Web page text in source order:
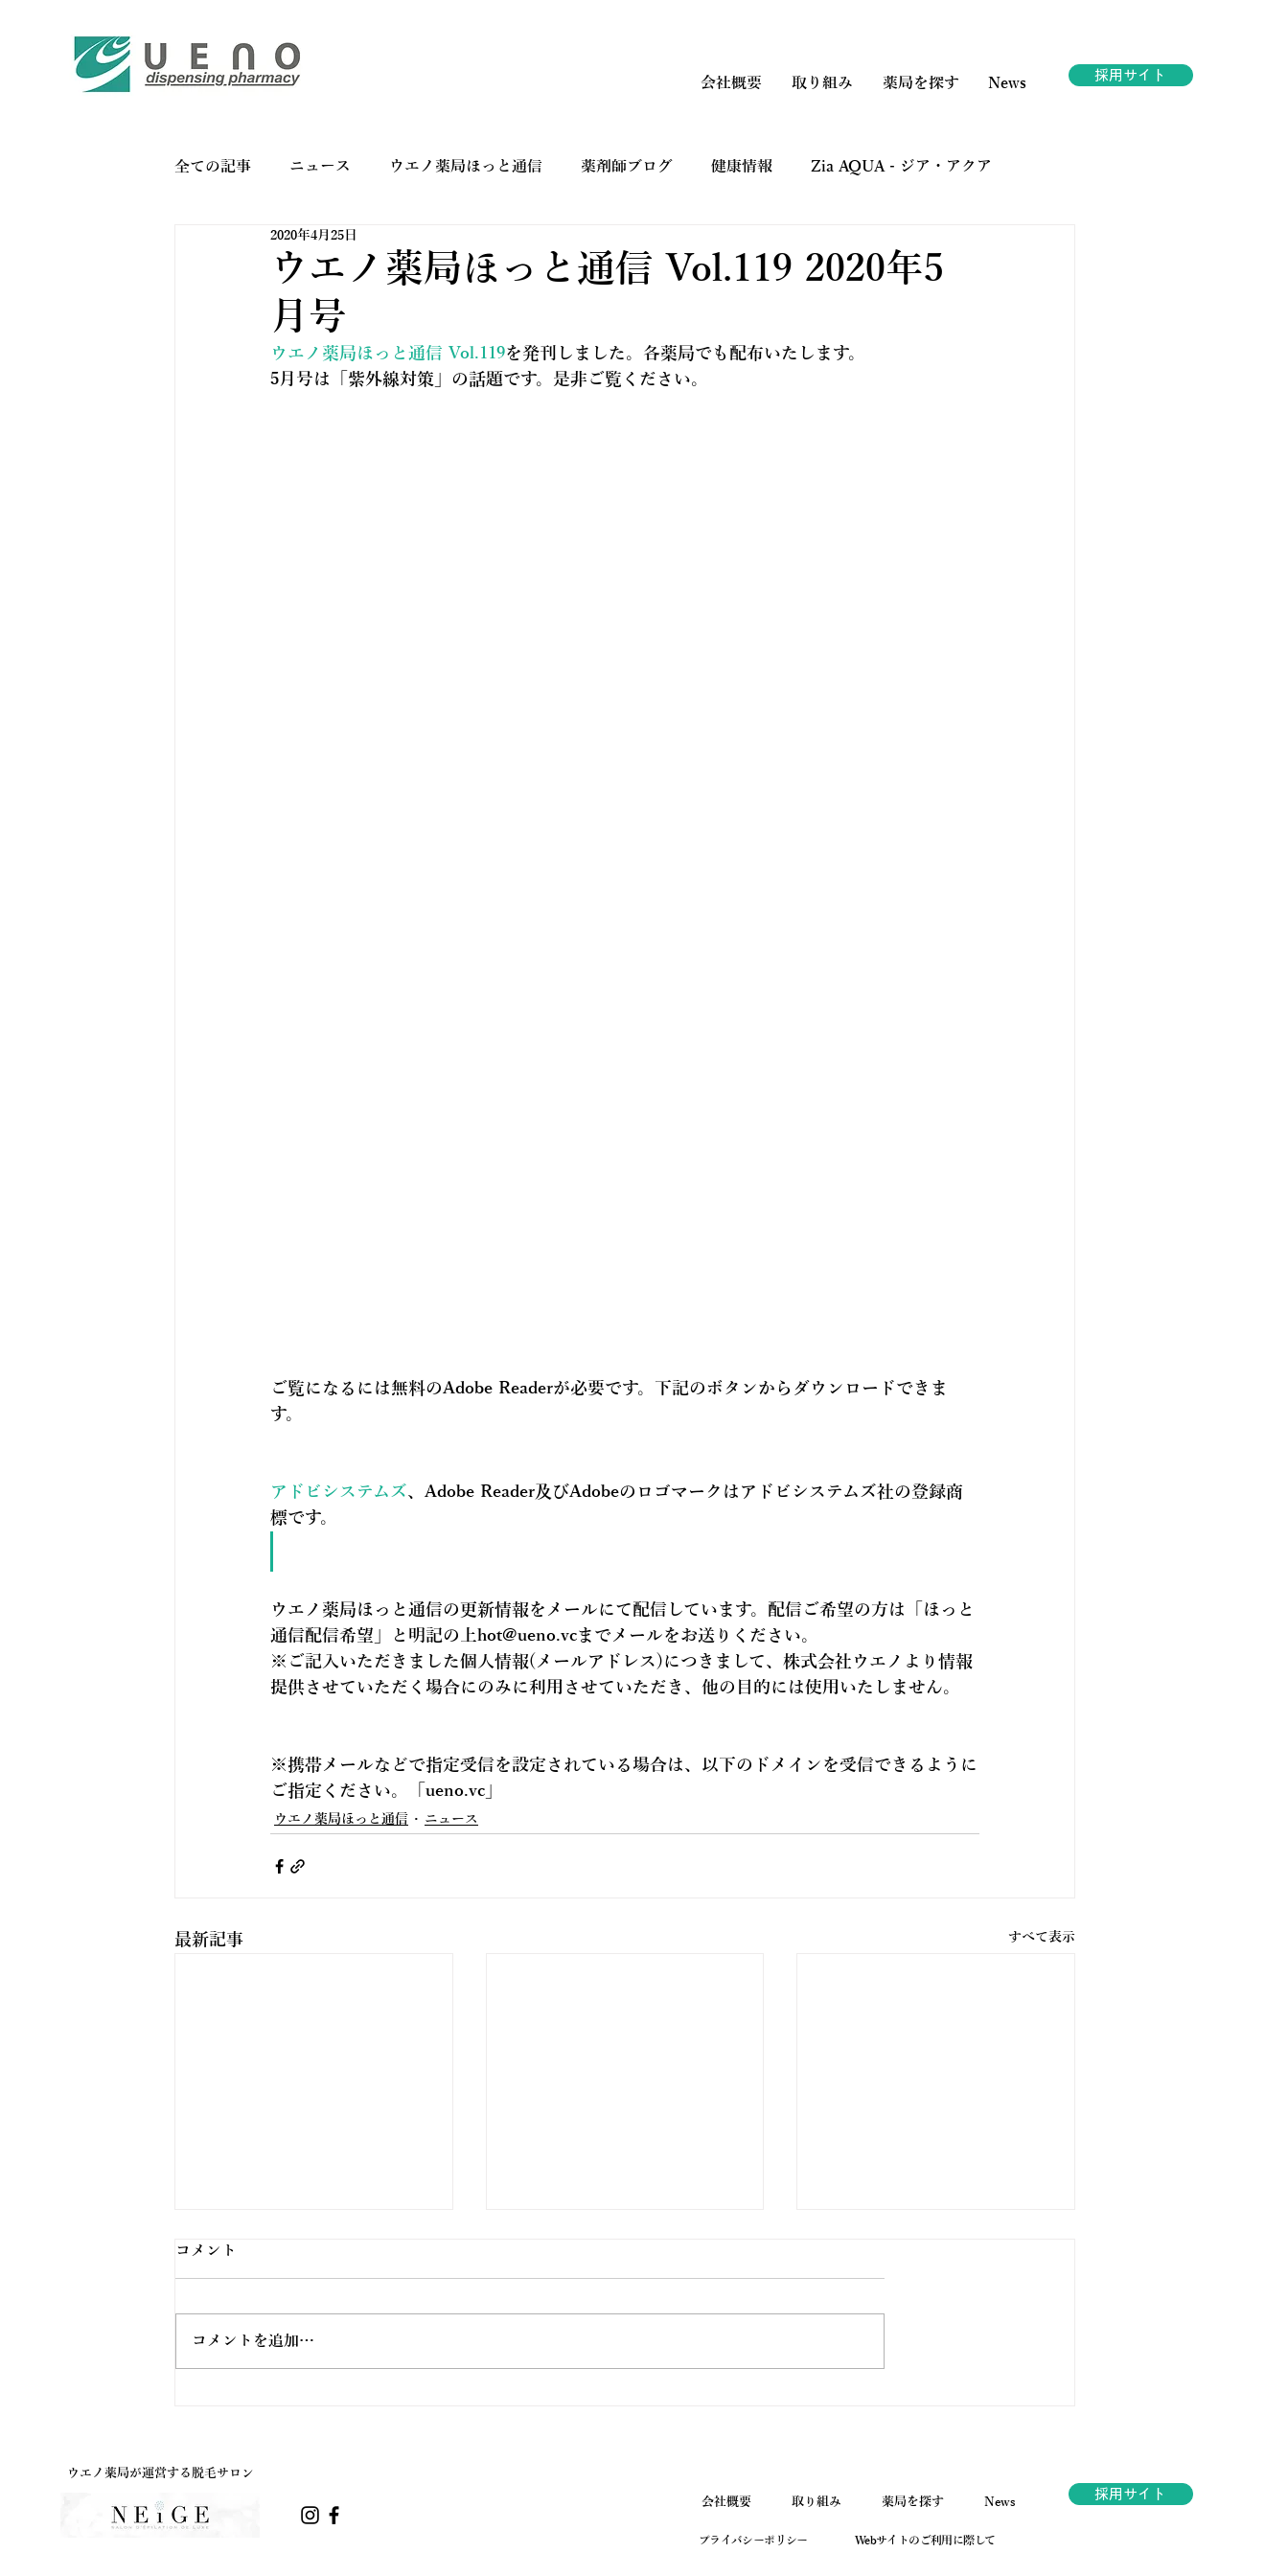
会社概要 取り組み 薬局を探す News 採用サイト
全ての記事 ニュース ウエノ薬局ほっと通信 薬剤師ブログ 健康情報 Zia AQUA - ジア・アクア
バイオリンク お薬手帳の上手なつかい方
ウエノ薬局ほっと通信 Vol.119 2020年5
月号
2020年4月25日
ウエノ薬局ほっと通信 Vol.119を発刊しました。各薬局でも配布いたします。
5月号は「紫外線対策」の話題です。是非ご覧ください。
ご覧になるには無料のAdobe Readerが必要です。下記のボタンからダウンロードできま
す。
アドビシステムズ、Adobe Reader及びAdobeのロゴマークはアドビシステムズ社の登録商
標です。
ウエノ薬局ほっと通信の更新情報を メールにて配信 しています。配信ご希望の方は「 ほっと
通信配信希望 」と明記の上hot@ueno.vcまでメールをお送りください。
※ご記入いただきました個人情報(メールアドレス)につきまして、株式会社ウエノより情報
提供させていただく場合にのみに利用させていただき、他の目的には使用いたしません。
※携帯メールなどで指定受信を設定されている場合は、以下のドメインを受信できるように
ご指定ください。「 ueno.vc
ウエノ薬局ほっと通信 ニュース
最新記事 すべて表示
コメント
コメントを追加…
ウエノ薬局が運営する脱毛サロン
会社概要 取り組み 薬局を探す News
プライバシーポリシー Webサイトのご利用に際して
採用サイト